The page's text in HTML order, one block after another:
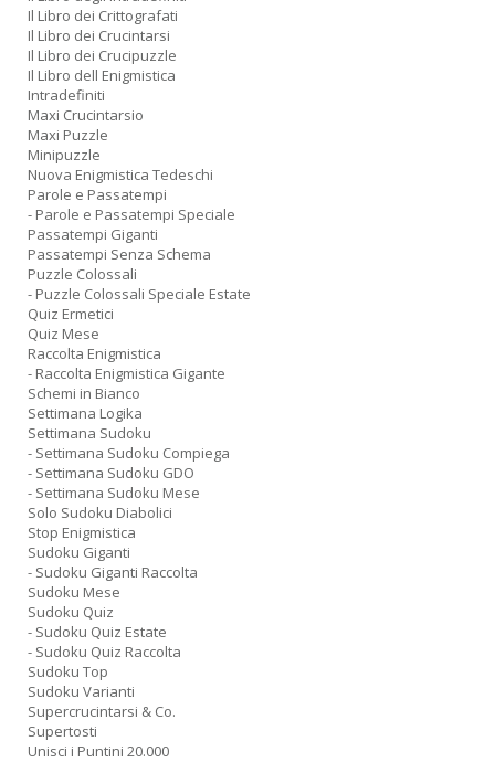
Il Libro dei Crittografati
Il Libro dei Crucintarsi
Il Libro dei Crucipuzzle
Il Libro dell Enigmistica
Intradefiniti
Maxi Crucintarsio
Maxi Puzzle
Minipuzzle
Nuova Enigmistica Tedeschi
Parole e Passatempi
- Parole e Passatempi Speciale
Passatempi Giganti
Passatempi Senza Schema
Puzzle Colossali
- Puzzle Colossali Speciale Estate
Quiz Ermetici
Quiz Mese
Raccolta Enigmistica
- Raccolta Enigmistica Gigante
Schemi in Bianco
Settimana Logika
Settimana Sudoku
- Settimana Sudoku Compiega
- Settimana Sudoku GDO
- Settimana Sudoku Mese
Solo Sudoku Diabolici
Stop Enigmistica
Sudoku Giganti
- Sudoku Giganti Raccolta
Sudoku Mese
Sudoku Quiz
- Sudoku Quiz Estate
- Sudoku Quiz Raccolta
Sudoku Top
Sudoku Varianti
Supercrucintarsi & Co.
Supertosti
Unisci i Puntini 20.000